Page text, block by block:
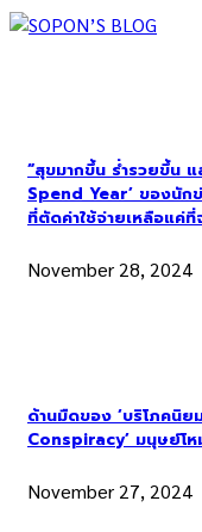
“สุขมากขึ้น ร่ำรวยขึ้น
Spend Year’ ของนัก
ที่ตัดค่าใช้จ่ายเหลือแค่ที่
November 28, 2024
ด้านมืดของ ‘บริโภคนิ
Conspiracy’ มนุษย์โห
November 27, 2024